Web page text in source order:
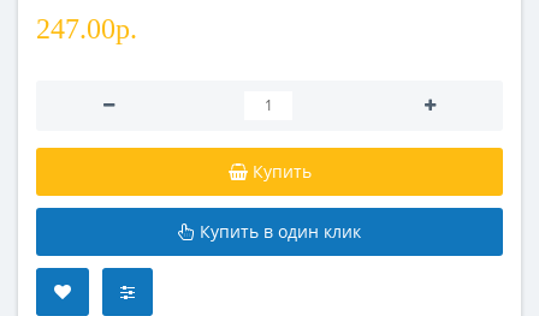
247.00р.
Купить
Купить в один клик